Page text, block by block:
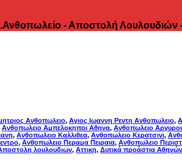
- Αποστολή
Ανθοπωλειο, Αγιος Ιωαννη Ρεντη Ανθοπωλειο,
Ανθοπωλειο Αμπελοκηποι Αθηνα, Ανθοπωλειο
, Ανθοπωλειο Καλλιθεα, Ανθοπωλειο Κερατσινι,
, Ανθοπωλειο Περαμα Πειραια, Ανθοπωλειο
λουλουδιων, Αττικη, Δυτικά προάστια Αθηνών